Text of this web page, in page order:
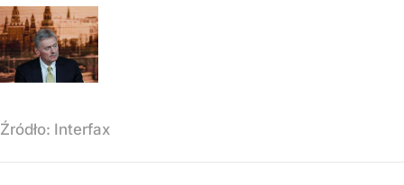
Źródło: Interfax